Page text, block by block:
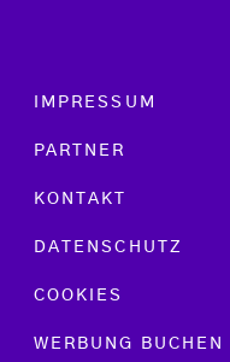
Footer menu
IMPRESSUM
PARTNER
KONTAKT
DATENSCHUTZ
COOKIES
WERBUNG BUCHEN